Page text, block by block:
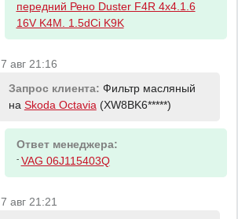
передний Рено Duster F4R 4x4.1.6
16V K4M. 1.5dCi K9K
7 авг 21:16
Запрос клиента: Фильтр масляный
на Skoda Octavia (XW8BK6*****)
Ответ менеджера:
- VAG 06J115403Q
7 авг 21:21